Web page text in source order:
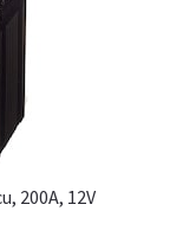
200A, 12V